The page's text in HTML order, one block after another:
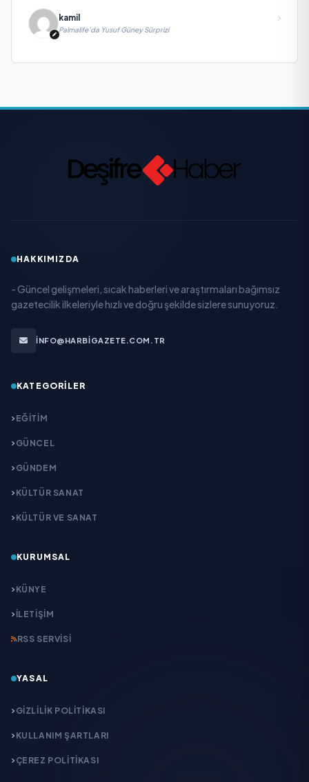
kamil
Palmalife’da Yusuf Güney Sürprizi
HAKKIMIZDA
- Güncel gelişmeleri, sıcak haberleri ve araştırmaları bağımsız
gazetecilik ilkeleriyle hızlı ve doğru şekilde sizlere sunuyoruz.
INFO@HARBIGAZETE.COM.TR
KATEGORILER
EĞITIM
GÜNCEL
GÜNDEM
KÜLTÜR SANAT
KÜLTÜR VE SANAT
KURUMSAL
KÜNYE
İLETIŞIM
RSS SERVISI
YASAL
GIZLILIK POLITIKASI
KULLANIM ŞARTLARI
ÇEREZ POLITIKASI